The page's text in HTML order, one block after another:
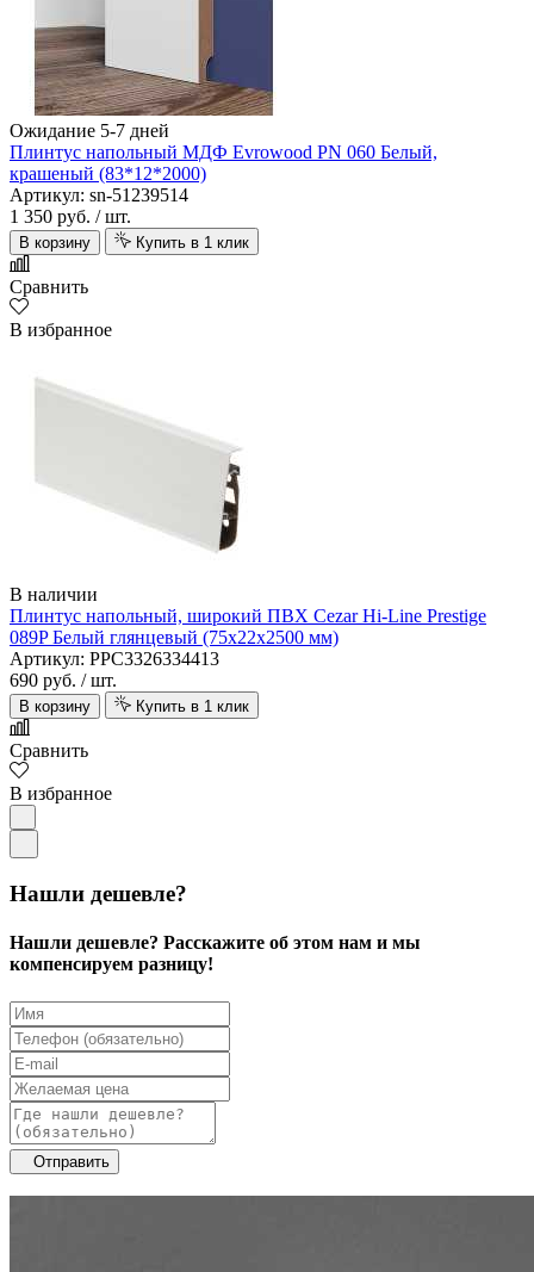
Ожидание 5-7 дней
Плинтус напольный МДФ Evrowood PN 060 Белый,
крашеный (83*12*2000)
Артикул: sn-51239514
1 350 руб. / шт.
В корзину Купить в 1 клик
Сравнить
В избранное
В наличии
Плинтус напольный, широкий ПВХ Cezar Hi-Line Prestige
089P Белый глянцевый (75х22х2500 мм)
Артикул: PPC3326334413
690 руб. / шт.
В корзину Купить в 1 клик
Сравнить
В избранное
Нашли дешевле?
Нашли дешевле? Расскажите об этом нам и мы
компенсируем разницу!
Отправить